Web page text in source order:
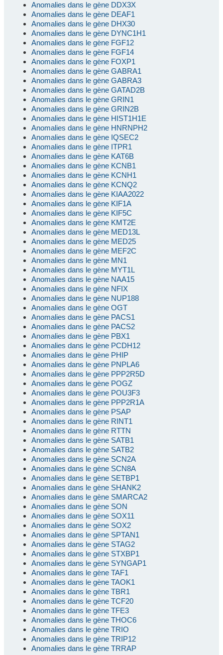
Anomalies dans le gène DDX3X
Anomalies dans le gène DEAF1
Anomalies dans le gène DHX30
Anomalies dans le gène DYNC1H1
Anomalies dans le gène FGF12
Anomalies dans le gène FGF14
Anomalies dans le gène FOXP1
Anomalies dans le gène GABRA1
Anomalies dans le gène GABRA3
Anomalies dans le gène GATAD2B
Anomalies dans le gène GRIN1
Anomalies dans le gène GRIN2B
Anomalies dans le gène HIST1H1E
Anomalies dans le gène HNRNPH2
Anomalies dans le gène IQSEC2
Anomalies dans le gène ITPR1
Anomalies dans le gène KAT6B
Anomalies dans le gène KCNB1
Anomalies dans le gène KCNH1
Anomalies dans le gène KCNQ2
Anomalies dans le gène KIAA2022
Anomalies dans le gène KIF1A
Anomalies dans le gène KIF5C
Anomalies dans le gène KMT2E
Anomalies dans le gène MED13L
Anomalies dans le gène MED25
Anomalies dans le gène MEF2C
Anomalies dans le gène MN1
Anomalies dans le gène MYT1L
Anomalies dans le gène NAA15
Anomalies dans le gène NFIX
Anomalies dans le gène NUP188
Anomalies dans le gène OGT
Anomalies dans le gène PACS1
Anomalies dans le gène PACS2
Anomalies dans le gène PBX1
Anomalies dans le gène PCDH12
Anomalies dans le gène PHIP
Anomalies dans le gène PNPLA6
Anomalies dans le gène PPP2R5D
Anomalies dans le gène POGZ
Anomalies dans le gène POU3F3
Anomalies dans le gène PPP2R1A
Anomalies dans le gène PSAP
Anomalies dans le gène RINT1
Anomalies dans le gène RTTN
Anomalies dans le gène SATB1
Anomalies dans le gène SATB2
Anomalies dans le gène SCN2A
Anomalies dans le gène SCN8A
Anomalies dans le gène SETBP1
Anomalies dans le gène SHANK2
Anomalies dans le gène SMARCA2
Anomalies dans le gène SON
Anomalies dans le gène SOX11
Anomalies dans le gène SOX2
Anomalies dans le gène SPTAN1
Anomalies dans le gène STAG2
Anomalies dans le gène STXBP1
Anomalies dans le gène SYNGAP1
Anomalies dans le gène TAF1
Anomalies dans le gène TAOK1
Anomalies dans le gène TBR1
Anomalies dans le gène TCF20
Anomalies dans le gène TFE3
Anomalies dans le gène THOC6
Anomalies dans le gène TRIO
Anomalies dans le gène TRIP12
Anomalies dans le gène TRRAP